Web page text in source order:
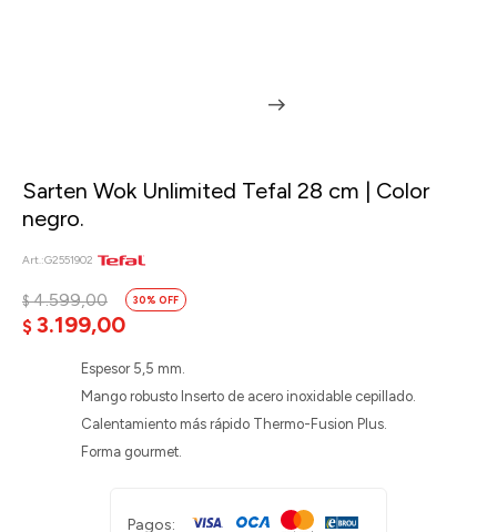
Sarten Wok Unlimited Tefal 28 cm | Color
negro.
G2551902
$ 3.199,00
$ 4.599,00 30
Espesor 5,5 mm.
Mango robusto Inserto de acero inoxidable cepillado.
Calentamiento más rápido Thermo-Fusion Plus.
Forma gourmet.
Pagos: